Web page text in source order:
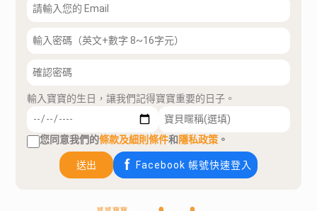
輸入寶寶的生日，讓我們記得寶寶重要的日子。
您同意我們的條款及細則條件和隱私政策 。
送出 Facebook 帳號快速登入